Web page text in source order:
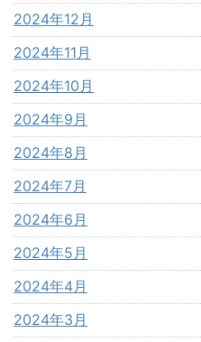
2024年12月
2024年11月
2024年10月
2024年9月
2024年8月
2024年7月
2024年6月
2024年5月
2024年4月
2024年3月